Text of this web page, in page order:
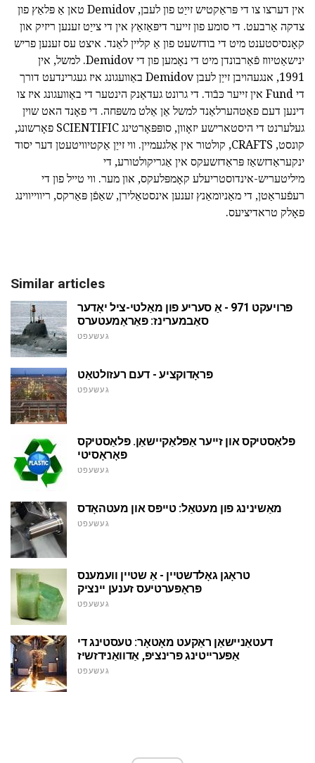
אין דערצו צו די פּראַקטיש זייַט פון לעבן, Demidov טאן אַ פּלאַץ פון
צדקה אַרבעט. די סומע פון זייער דיפּאַזאַץ אין די צייַט זענען ריזיק און
קאָנסיסטענט מיט די בודזשעט פון אַ קליין לאַנד. איצט עס זענען פריש
ינישאַטיווז פֿאַרבונדן מיט די נאָמען פון די Demidov. למשל, אין
1991, אנגעהויבן זייַן לעבן Demidov באַוועגונג איז געגרינדעט דורך
די Fund אין זייער כּבֿוד. די גרונט געדאַנק הינטער די באַוועגונג איז צו
דינען דעם פאַטהערלאַנד למשל אַן אַלט משפּחה. די פאָנד האט שוין
געלערנט די היסטארישע יזאָוון, סופּפּאָרטינג SCIENTIFIC פאָרשונג,
קונסט, CRAFTS, קולטור אין אַלגעמיין. ווי זייַן אַקטיוויטעטן דער יסוד
ינקעראַדזשאַז פּראַדזשעקס אין אַגריקולטורע, די
מיליטעריש-אינדוסטריעלע קאָמפּלעקס, און מער. ווי טייל פון די
רעפֿעראַטן, די מאַניומאַנץ זענען אינסטאַלירן, שאַפֿן פּאַרקס, ריווייווינג
פאָלק טראדיציעס.
Similar articles
פּרויעקט 971 - אַ סעריע פון מאַלטי-ציל יאָדער
סאַבמערינז: פּאַראַמעטערס
געשעפט
פּראָדוקציע - דעם רעזולטאַט
געשעפט
פּלאַסטיקס און זייער אַפּלאַקיישאַן. פּלאַסטיקס
פּאָראָסיטי
געשעפט
מאַשינינג פון מעטאַל: טייפּס און מעטהאָדס
געשעפט
טראָגן גאָלדשטיין - אַ שטיין וועמענס
פּראָפּערטיעס זענען יינציק
געשעפט
דעטאַניישאַן ראַקעט מאָטאָר: טעסטינג די
אַפּערייטינג פּרינציפּ, אַדוואַנידזשיז
געשעפט